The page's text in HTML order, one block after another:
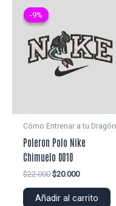
-9%
-9%
Cómo Entrenar a tu Dragón
Poleron Polo Nike
Chimuelo 0010
$22.000 El
original
$20.000El
actual
Añadir al carrito